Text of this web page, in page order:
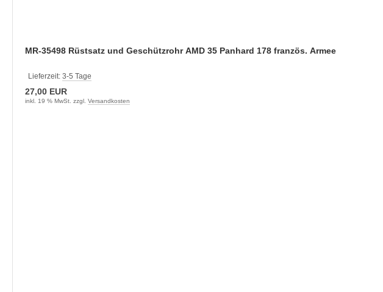
MR-35498 Rüstsatz und Geschützrohr AMD 35 Panhard 178 französ. Armee
Lieferzeit: 3-5 Tage
27,00 EUR
inkl. 19 % MwSt. zzgl. Versandkosten